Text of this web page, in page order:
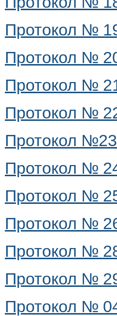
Протокол №
Протокол №
Протокол №
Протокол №
Протокол №23
Протокол №
Протокол №
Протокол №
Протокол №
Протокол №
Протокол №